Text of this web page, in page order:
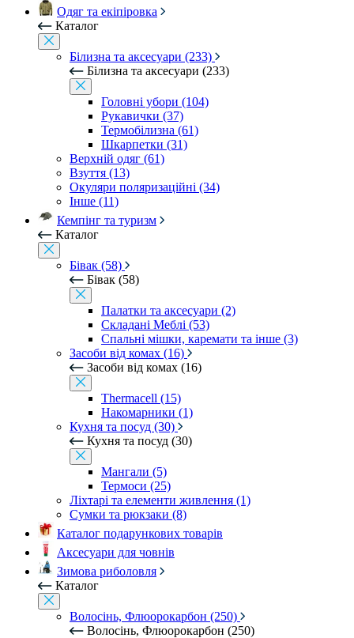
Одяг та екіпіровка
Каталог
Білизна та аксесуари (233)
Білизна та аксесуари (233)
Головні убори (104)
Рукавички (37)
Термобілизна (61)
Шкарпетки (31)
Верхній одяг (61)
Взуття (13)
Окуляри поляризаційні (34)
Інше (11)
Кемпінг та туризм
Каталог
Бівак (58)
Бівак (58)
Палатки та аксесуари (2)
Складані Меблі (53)
Спальні мішки, каремати та інше (3)
Засоби від комах (16)
Засоби від комах (16)
Thermacell (15)
Накомарники (1)
Кухня та посуд (30)
Кухня та посуд (30)
Мангали (5)
Термоси (25)
Ліхтарі та елементи живлення (1)
Сумки та рюкзаки (8)
Каталог подарункових товарів
Аксесуари для човнів
Зимова риболовля
Каталог
Волосінь, Флюорокарбон (250)
Волосінь, Флюорокарбон (250)